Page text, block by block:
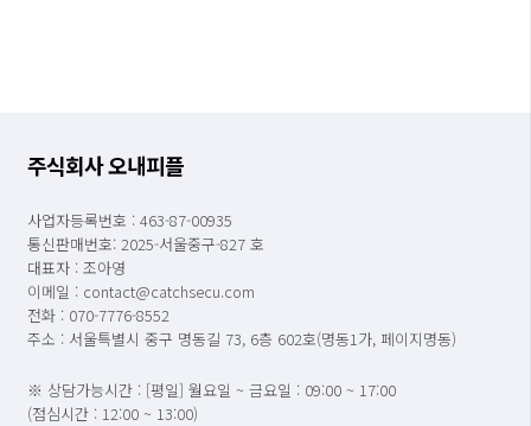
주식회사 오내피플
사업자등록번호 : 463-87-00935
통신판매번호: 2025-서울중구-827 호
대표자 : 조아영
이메일 : contact@catchsecu.com
전화 : 070-7776-8552
주소 : 서울특별시 중구 명동길 73, 6층 602호(명동1가, 페이지명동)
※ 상담가능시간 : [평일] 월요일 ~ 금요일 : 09:00 ~ 17:00
(점심시간 : 12:00 ~ 13:00)